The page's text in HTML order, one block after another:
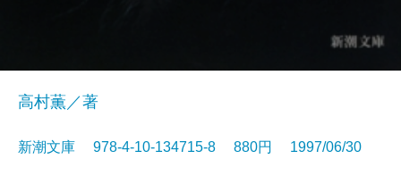
高村薫／著
新潮文庫 978-4-10-134715-8 880円 1997/06/30